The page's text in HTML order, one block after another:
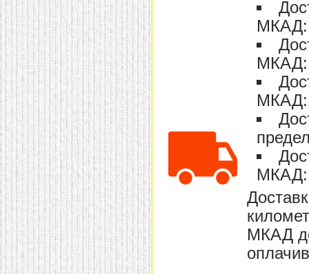
домашнем использовании.
Эта мебель имеет
некоторые преимущества
перед той же стенкой для
гостиной, к примеру,
поскольку она более
легкая и не загромождает
пространство. В спальне
этот предмет можно
поставить у изголовья
кровати, чтобы заполнить
пустующее там
место. Также стеллажи
очень часто используют в
качестве разграничителей
комнаты, например, на
рабочую зону и
пространство для отдыха.
Особенно это актуально
для однокомнатных
квартир.
МКАД:
МКАД:
МКАД:
МКАД:
МКАД